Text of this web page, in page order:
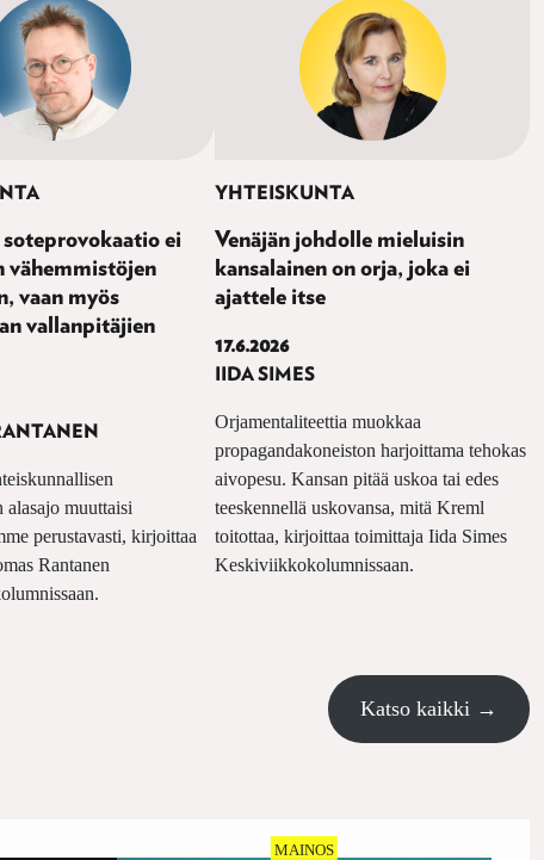
soteprovokaatio ei
vähemmistöjen
vaan myös
vallanpitäjien
alasajo muuttaisi
perustavasti, kirjoittaa
Rantanen
YHTEISKUNTA
Venäjän johdolle mieluisin
kansalainen on orja, joka ei
ajattele itse
17.6.2026
IIDA SIMES
Orjamentaliteettia muokkaa
propagandakoneiston harjoittama tehokas
aivopesu. Kansan pitää uskoa tai edes
teeskennellä uskovansa, mitä Kreml
toitottaa, kirjoittaa toimittaja Iida Simes
Keskiviikkokolumnissaan.
Katso kaikki →